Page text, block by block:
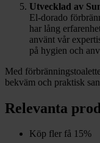
Utvecklad av
El-dorado
har lång
använt vår
på hygien och
Med
bekväm och praktisk
Relevanta
Köp fler få 15%